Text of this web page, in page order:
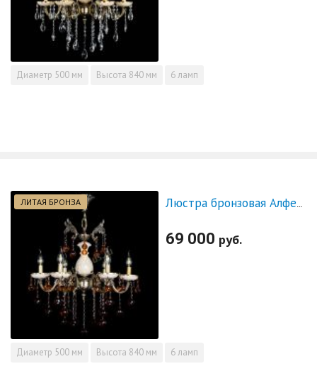
Диаметр 500 мм Высота 840 мм 6 ламп
ЛИТАЯ БРОНЗА
69 000 руб.
Диаметр 500 мм Высота 840 мм 6 ламп